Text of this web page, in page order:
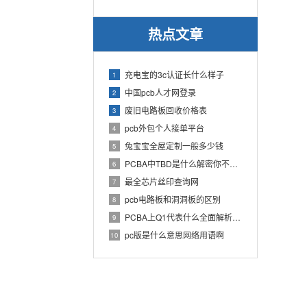
热点文章
1 充电宝的3c认证长什么样子
2 中国pcb人才网登录
3 废旧电路板回收价格表
4 pcb外包个人接单平台
5 兔宝宝全屋定制一般多少钱
6 PCBA中TBD是什么解密你不知道的电子行业术语
7 最全芯片丝印查询网
8 pcb电路板和洞洞板的区别
9 PCBA上Q1代表什么全面解析PCB电路板中Q1的作用
10 pc版是什么意思网络用语啊